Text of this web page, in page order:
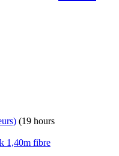
(19 hours
1,40m fibre